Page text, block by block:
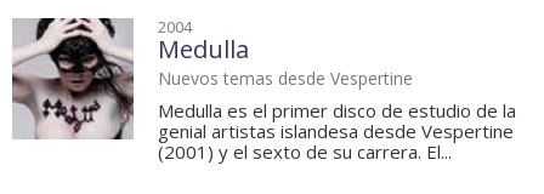
2004
Medulla
Nuevos temas desde Vespertine
Medulla es el primer disco de estudio de la
genial artistas islandesa desde Vespertine
(2001) y el sexto de su carrera. El...